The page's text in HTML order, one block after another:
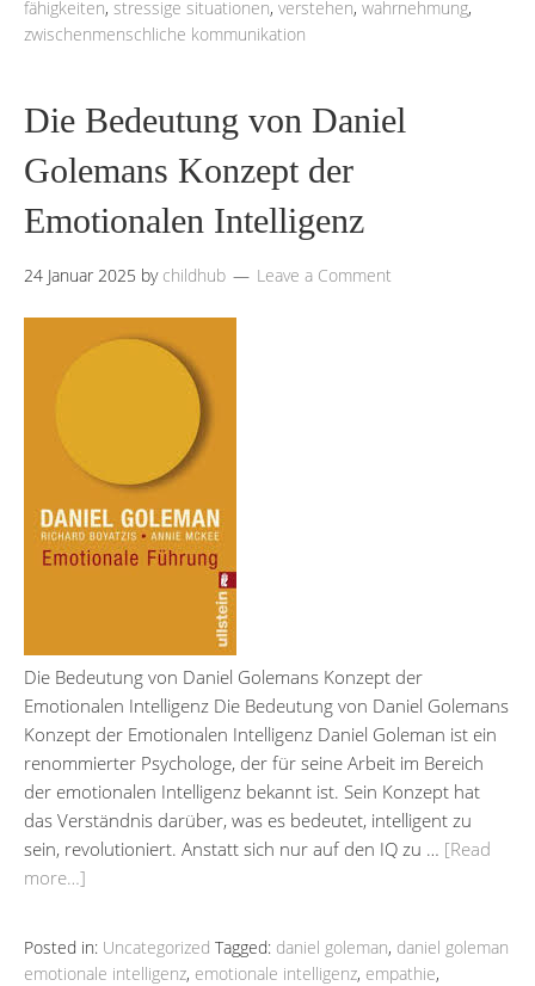
fähigkeiten, stressige situationen, verstehen, wahrnehmung,
zwischenmenschliche kommunikation
Die Bedeutung von Daniel
Golemans Konzept der
Emotionalen Intelligenz
24 Januar 2025 by childhub Leave a Comment
Die Bedeutung von Daniel Golemans Konzept der
Emotionalen Intelligenz Die Bedeutung von Daniel Golemans
Konzept der Emotionalen Intelligenz Daniel Goleman ist ein
renommierter Psychologe, der für seine Arbeit im Bereich
der emotionalen Intelligenz bekannt ist. Sein Konzept hat
das Verständnis darüber, was es bedeutet, intelligent zu
sein, revolutioniert. Anstatt sich nur auf den IQ zu … [Read
more…]
Posted in: Uncategorized Tagged: daniel goleman, daniel goleman
emotionale intelligenz, emotionale intelligenz, empathie,